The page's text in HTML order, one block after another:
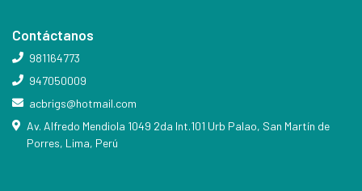
Contáctanos
981164773
947050009
acbrigs@hotmail.com
Av. Alfredo Mendiola 1049 2da Int.101 Urb Palao, San Martín de
Porres, Lima, Perú